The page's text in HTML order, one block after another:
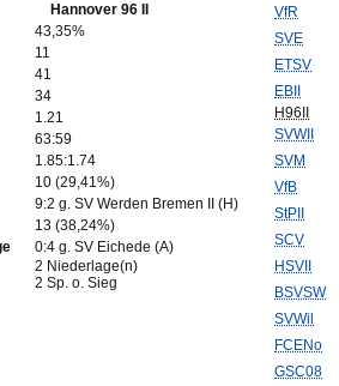
Hannover 96 II
43,35%
11
41
34
1.21
63:59
1.85:1.74
10 (29,41%)
9:2 g. SV Werden Bremen II (H)
13 (38,24%)
0:4 g. SV Eichede (A)
2 Niederlage(n)
2 Sp. o. Sieg
VfR
SVE
ETSV
EBII
H96II
SVWII
SVM
VfB
StPII
SCV
HSVII
BSVSW
SVWil
FCENo
GSC08